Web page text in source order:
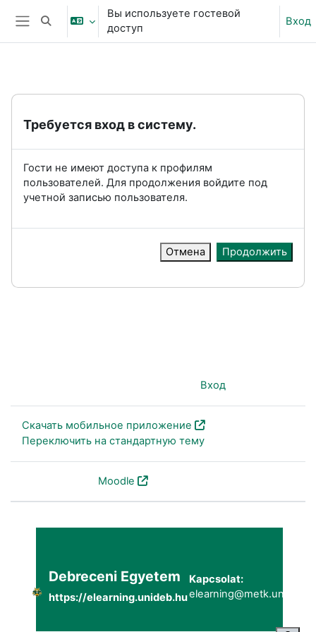
Перейти к основному содержанию
Боковая панель
Изменить данные поисковой строки
Вы используете гостевой
доступ
Вход
Требуется вход в систему.
Гости не имеют доступа к профилям
пользователей. Для продолжения войдите под
учетной записью пользователя.
Отмена Продолжить
Вход
Скачать мобильное приложение
Переключить на стандартную тему
Moodle
Debreceni Egyetem
https://elearning.unideb.hu
Kapcsolat: